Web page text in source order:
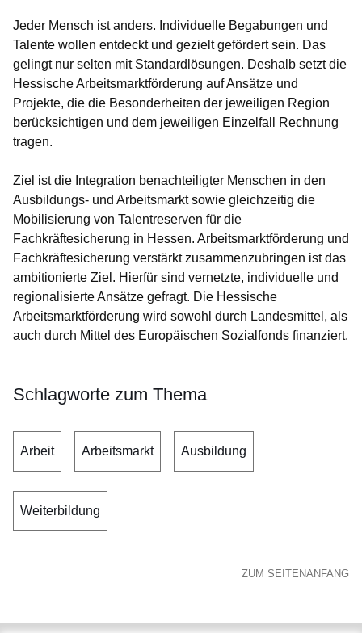
Jeder Mensch ist anders. Individuelle Begabungen und
Talente wollen entdeckt und gezielt gefördert sein. Das
gelingt nur selten mit Standardlösungen. Deshalb setzt die
Hessische Arbeitsmarktförderung auf Ansätze und
Projekte, die die Besonderheiten der jeweiligen Region
berücksichtigen und dem jeweiligen Einzelfall Rechnung
tragen.
Ziel ist die Integration benachteiligter Menschen in den
Ausbildungs- und Arbeitsmarkt sowie gleichzeitig die
Mobilisierung von Talentreserven für die
Fachkräftesicherung in Hessen. Arbeitsmarktförderung und
Fachkräftesicherung verstärkt zusammenzubringen ist das
ambitionierte Ziel. Hierfür sind vernetzte, individuelle und
regionalisierte Ansätze gefragt. Die Hessische
Arbeitsmarktförderung wird sowohl durch Landesmittel, als
auch durch Mittel des Europäischen Sozialfonds finanziert.
Schlagworte zum Thema
Arbeit Arbeitsmarkt Ausbildung
Weiterbildung
ZUM SEITENANFANG